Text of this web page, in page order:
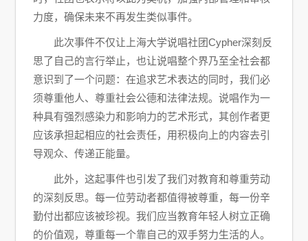
力度，确保未来不再发生类似事件。
此次事件不仅让上海大学说唱社团Cypher深刻反
思了自己的言行举止，也让说唱整个界乃至全社会都
意识到了一个问题：在追求艺术表达的同时，我们必
须尊重他人、尊重社会公德和法律法规。说唱作为一
种具有强烈感染力和影响力的艺术形式，其创作者更
应该承担起相应的社会责任，用积极向上的内容去引
导观众、传递正能量。
此外，这起事件也引发了我们对教育和尊重劳动
的深刻反思。每一位劳动者都值得被尊重，每一份辛
勤付出都应该被珍视。我们应当教育年轻人树立正确
的价值观，尊重每一个靠自己的双手努力生活的人。